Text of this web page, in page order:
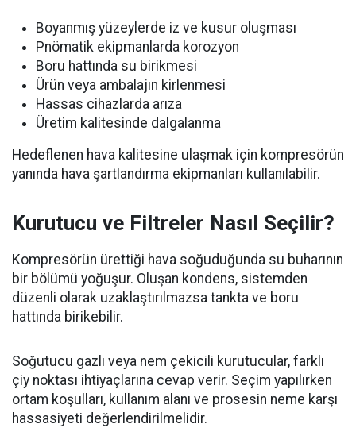
Boyanmış yüzeylerde iz ve kusur oluşması
Pnömatik ekipmanlarda korozyon
Boru hattında su birikmesi
Ürün veya ambalajın kirlenmesi
Hassas cihazlarda arıza
Üretim kalitesinde dalgalanma
Hedeflenen hava kalitesine ulaşmak için kompresörün
yanında hava şartlandırma ekipmanları kullanılabilir.
Kurutucu ve Filtreler Nasıl Seçilir?
Kompresörün ürettiği hava soğuduğunda su buharının
bir bölümü yoğuşur. Oluşan kondens, sistemden
düzenli olarak uzaklaştırılmazsa tankta ve boru
hattında birikebilir.
Soğutucu gazlı veya nem çekicili kurutucular, farklı
çiy noktası ihtiyaçlarına cevap verir. Seçim yapılırken
ortam koşulları, kullanım alanı ve prosesin neme karşı
hassasiyeti değerlendirilmelidir.